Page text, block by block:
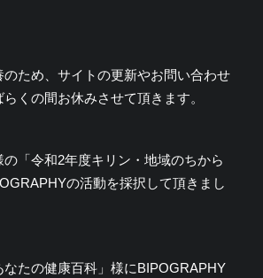
ため、サイトの更新やお問い合わせ
くの間お休みさせて頂きます。
の「令和2年度キリン・地域のちから
の活動を採択して頂きまし
なたの健康百科」様にBIPOGRAPHY